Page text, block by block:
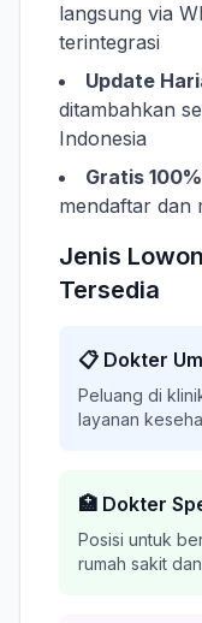
langsung via
terintegrasi
Update
ditambahkan
Indonesia
Gratis 100%
mendaftar dan
Jenis
Tersedia
📋 Dokter
Peluang di
layanan
🏥 Dokter
Posisi untuk
rumah sakit